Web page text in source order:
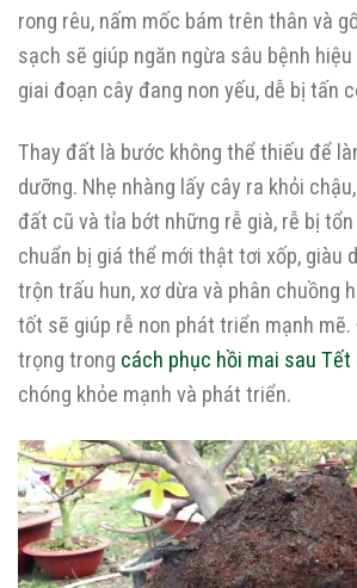
rong rêu, nấm mốc bám trên thân và
sạch sẽ giúp ngăn ngừa sâu bệnh
giai đoạn cây đang non yếu, dễ bị tấn
Thay đất là bước không thể thiếu để
dưỡng. Nhẹ nhàng lấy cây ra khỏi
đất cũ và tỉa bớt những rễ già, rễ bị
chuẩn bị giá thể mới thật tơi xốp, giàu
trộn trấu hun, xơ dừa và phân chuồng
tốt sẽ giúp rễ non phát triển mạnh mẽ.
trọng trong cách phục hồi mai sau Tết
chóng khỏe mạnh và phát triển.